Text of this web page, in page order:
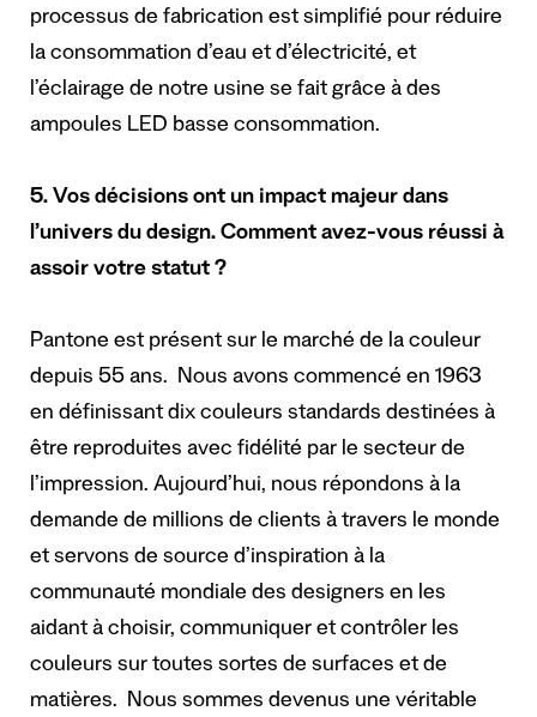
processus de fabrication est simplifié pour réduire
la consommation d’eau et d’électricité, et
l’éclairage de notre usine se fait grâce à des
ampoules LED basse consommation.
5. Vos décisions ont un impact majeur dans
l’univers du design. Comment avez-vous réussi à
assoir votre statut ?
Pantone est présent sur le marché de la couleur
depuis 55 ans. Nous avons commencé en 1963
en définissant dix couleurs standards destinées à
être reproduites avec fidélité par le secteur de
l’impression. Aujourd’hui, nous répondons à la
demande de millions de clients à travers le monde
et servons de source d’inspiration à la
communauté mondiale des designers en les
aidant à choisir, communiquer et contrôler les
couleurs sur toutes sortes de surfaces et de
matières. Nous sommes devenus une véritable